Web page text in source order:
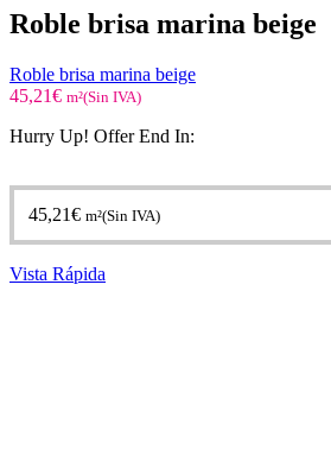
Roble brisa marina beige
Roble brisa marina beige
45,21€ m²(Sin IVA)
Hurry Up! Offer End In:
45,21€ m²(Sin IVA)
Vista Rápida